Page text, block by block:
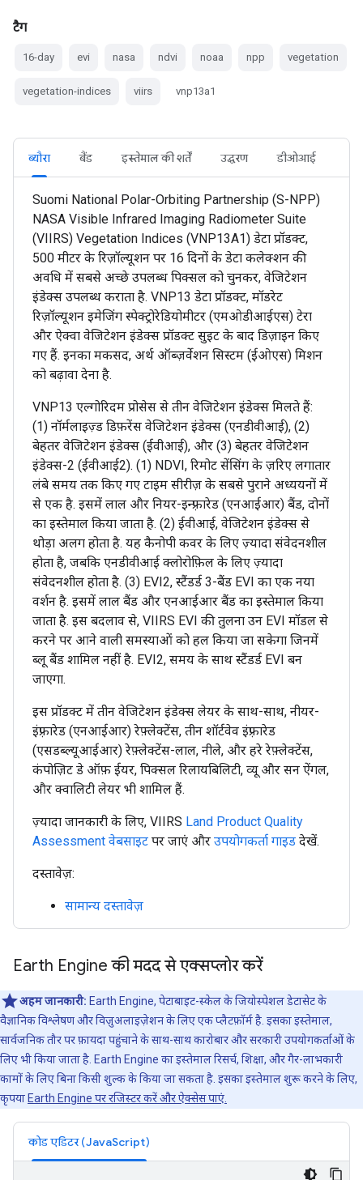
टैग
16-day evi nasa ndvi noaa npp vegetation
vegetation-indices viirs vnp13a1
ब्यौरा बैंड इस्तेमाल की शर्तें उद्धरण डीओआई
Suomi National Polar-Orbiting Partnership (S-NPP)
NASA Visible Infrared Imaging Radiometer Suite
(VIIRS) Vegetation Indices (VNP13A1) डेटा प्रॉडक्ट,
500 मीटर के रिज़ॉल्यूशन पर 16 दिनों के डेटा कलेक्शन की
अवधि में सबसे अच्छे उपलब्ध पिक्सल को चुनकर, वेजिटेशन
इंडेक्स उपलब्ध कराता है. VNP13 डेटा प्रॉडक्ट, मॉडरेट
रिज़ॉल्यूशन इमेजिंग स्पेक्ट्रोरेडियोमीटर (एमओडीआईएस) टेरा
और ऐक्वा वेजिटेशन इंडेक्स प्रॉडक्ट सुइट के बाद डिज़ाइन किए
गए हैं. इनका मकसद, अर्थ ऑब्ज़र्वेशन सिस्टम (ईओएस) मिशन
को बढ़ावा देना है.
VNP13 एल्गोरिदम प्रोसेस से तीन वेजिटेशन इंडेक्स मिलते हैं:
(1) नॉर्मलाइज़्ड डिफ़रेंस वेजिटेशन इंडेक्स (एनडीवीआई), (2)
बेहतर वेजिटेशन इंडेक्स (ईवीआई), और (3) बेहतर वेजिटेशन
इंडेक्स-2 (ईवीआई2). (1) NDVI, रिमोट सेंसिंग के ज़रिए लगातार
लंबे समय तक किए गए टाइम सीरीज़ के सबसे पुराने अध्ययनों में
से एक है. इसमें लाल और नियर-इन्फ़्रारेड (एनआईआर) बैंड, दोनों
का इस्तेमाल किया जाता है. (2) ईवीआई, वेजिटेशन इंडेक्स से
थोड़ा अलग होता है. यह कैनोपी कवर के लिए ज़्यादा संवेदनशील
होता है, जबकि एनडीवीआई क्लोरोफ़िल के लिए ज़्यादा
संवेदनशील होता है. (3) EVI2, स्टैंडर्ड 3-बैंड EVI का एक नया
वर्शन है. इसमें लाल बैंड और एनआईआर बैंड का इस्तेमाल किया
जाता है. इस बदलाव से, VIIRS EVI की तुलना उन EVI मॉडल से
करने पर आने वाली समस्याओं को हल किया जा सकेगा जिनमें
ब्लू बैंड शामिल नहीं है. EVI2, समय के साथ स्टैंडर्ड EVI बन
जाएगा.
इस प्रॉडक्ट में तीन वेजिटेशन इंडेक्स लेयर के साथ-साथ, नीयर-
इंफ़्रारेड (एनआईआर) रेफ़्लेक्टेंस, तीन शॉर्टवेव इंफ़्रारेड
(एसडब्ल्यूआईआर) रेफ़्लेक्टेंस-लाल, नीले, और हरे रेफ़्लेक्टेंस,
कंपोज़िट डे ऑफ़ ईयर, पिक्सल रिलायबिलिटी, व्यू और सन ऐंगल,
और क्वालिटी लेयर भी शामिल हैं.
ज़्यादा जानकारी के लिए, VIIRS Land Product Quality
Assessment वेबसाइट पर जाएं और उपयोगकर्ता गाइड देखें.
दस्तावेज़:
सामान्य दस्तावेज़
Earth Engine की मदद से एक्सप्लोर करें
अहम जानकारी: Earth Engine, पेटाबाइट-स्केल के जियोस्पेशल डेटासेट के
वैज्ञानिक विश्लेषण और विज़ुअलाइज़ेशन के लिए एक प्लैटफ़ॉर्म है. इसका इस्तेमाल,
सार्वजनिक तौर पर फ़ायदा पहुंचाने के साथ-साथ कारोबार और सरकारी उपयोगकर्ताओं के
लिए भी किया जाता है. Earth Engine का इस्तेमाल रिसर्च, शिक्षा, और गैर-लाभकारी
कामों के लिए बिना किसी शुल्क के किया जा सकता है. इसका इस्तेमाल शुरू करने के लिए,
कृपया Earth Engine पर रजिस्टर करें और ऐक्सेस पाएं.
कोड एडिटर (JavaScript)